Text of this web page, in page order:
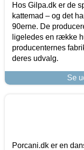
Hos Gilpa.dk er de
kattemad – og det
90erne. De
ligeledes en række
producenternes
deres udvalg.
Se
Porcani.dk er en